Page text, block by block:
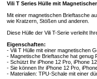
Vili T Series Hülle mit
Mit einer magnetischen Brieftasche
wie Kratzern, Stößen und anderen.
Diese Hülle der Vili T-Serie verleiht
Eigenschaften:
- Vili T Hülle mit einer magnetischen
- Magnetische Brieftasche hat genug
- Schützt Ihr iPhone 12 Pro, iPhone
- Sie können Ihr iPhone 12 Pro,
- Materialien: TPU-Schale mit einer